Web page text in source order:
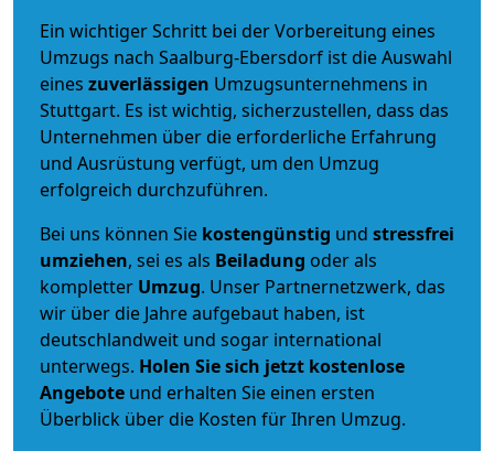
Ein wichtiger Schritt bei der Vorbereitung eines
Umzugs nach Saalburg-Ebersdorf ist die Auswahl
eines zuverlässigen Umzugsunternehmens in
Stuttgart. Es ist wichtig, sicherzustellen, dass das
Unternehmen über die erforderliche Erfahrung
und Ausrüstung verfügt, um den Umzug
erfolgreich durchzuführen.
Bei uns können Sie kostengünstig und stressfrei
umziehen, sei es als Beiladung oder als
kompletter Umzug. Unser Partnernetzwerk, das
wir über die Jahre aufgebaut haben, ist
deutschlandweit und sogar international
unterwegs. Holen Sie sich jetzt kostenlose
Angebote und erhalten Sie einen ersten
Überblick über die Kosten für Ihren Umzug.